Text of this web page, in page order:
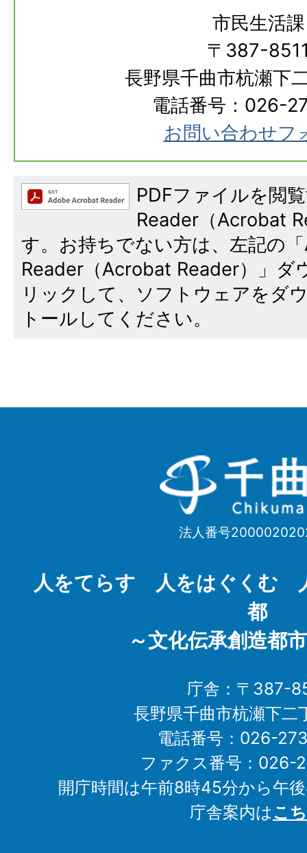
市民生活課
〒387-
長野県千曲市杭瀬下
電話番号：026-
お問い合わせフ
PDFファイルを閲
Reader（Acrobat
す。お持ちでない方は、左記の
Reader（Acrobat Reader）」ダ
リックして、ソフトウェアをダ
トールしてください。
千
曲
Chikuma
法人番号
人をてらす 人をはぐくむ
都
～文化伝承創造都
庁舎：〒387-
長野県千曲市杭瀬下二
電話番号：026-
ファクス番号：026-
開庁時間は午前8時45分から午
庁舎案内はこ